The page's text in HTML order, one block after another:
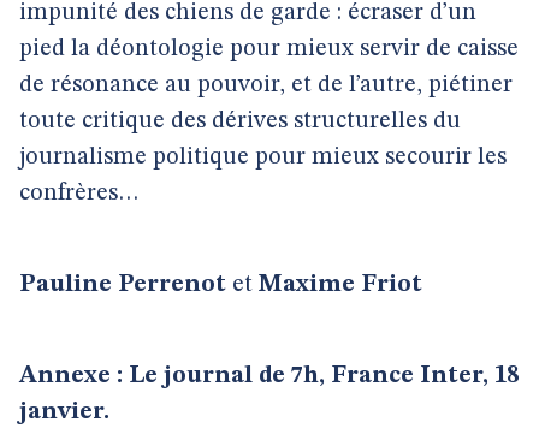
impunité des chiens de garde : écraser d’un
pied la déontologie pour mieux servir de caisse
de résonance au pouvoir, et de l’autre, piétiner
toute critique des dérives structurelles du
journalisme politique pour mieux secourir les
confrères…
Pauline Perrenot et Maxime Friot
Annexe : Le journal de 7h, France Inter, 18
janvier.